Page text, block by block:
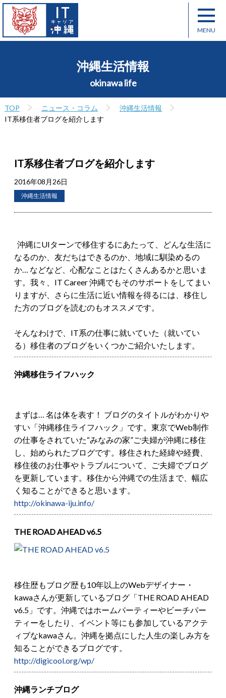
沖縄生活情報
okinawa life
TOP ニュース・コラム
沖縄生活情報
IT系移住者ブログを紹介します
IT系移住者ブログを紹介します
2016年08月26日
沖縄生活情報
沖縄にUIターンで移住するにあたって、どんな生活に
なるのか、友だちはできるのか、地域に馴染めるの
か… などなど、心配なことはたくさんあるかと思いま
す。我々、IT Career 沖縄でもそのサポートをしてまい
りますが、さらに生活に近い情報を得るには、移住し
た方のブログを読むのもオススメです。
そんなわけで、IT系の仕事に就いていた（就いてい
る）移住者のブログをいくつかご紹介いたします。
沖縄移住ライフハック
まずは… 名は体を表す！ ブログのタイトルがわかりや
すい「沖縄移住ライフハック」です。東京でWeb制作
の仕事をされていた“みなみの家”ご夫婦が沖縄に移住
し、始められたブログです。移住された経緯や経費、
移住後のお仕事やトラブルについて、ご夫婦でブログ
を更新しています。移住から沖縄での生活まで、幅広
く知ることができると思います。
http://okinawa-iju.info/
THE ROAD AHEAD v6.5
移住歴もブログ歴も10年以上のWebデザイナー・
kawaさんが更新しているブログ「THE ROAD AHEAD
v6.5」です。沖縄ではホームパーティーやビーチパー
ティーをしたり、イベント等にも参加しているアクテ
ィブなkawaさん。沖縄を拠点にした人生の楽しみ方を
知ることができるブログです。
http://digicool.org/wp/
沖縄ランチブログ